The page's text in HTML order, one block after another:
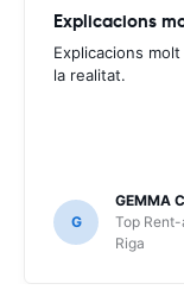
Explicacions
la realitat.
G
GEMMA
Top
Riga